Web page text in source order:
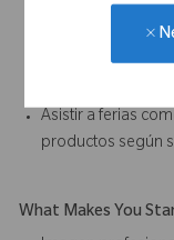
mediante una
clara y efectiva, y
Seguir todas las
Asistir a ferias
productos según
What Makes You